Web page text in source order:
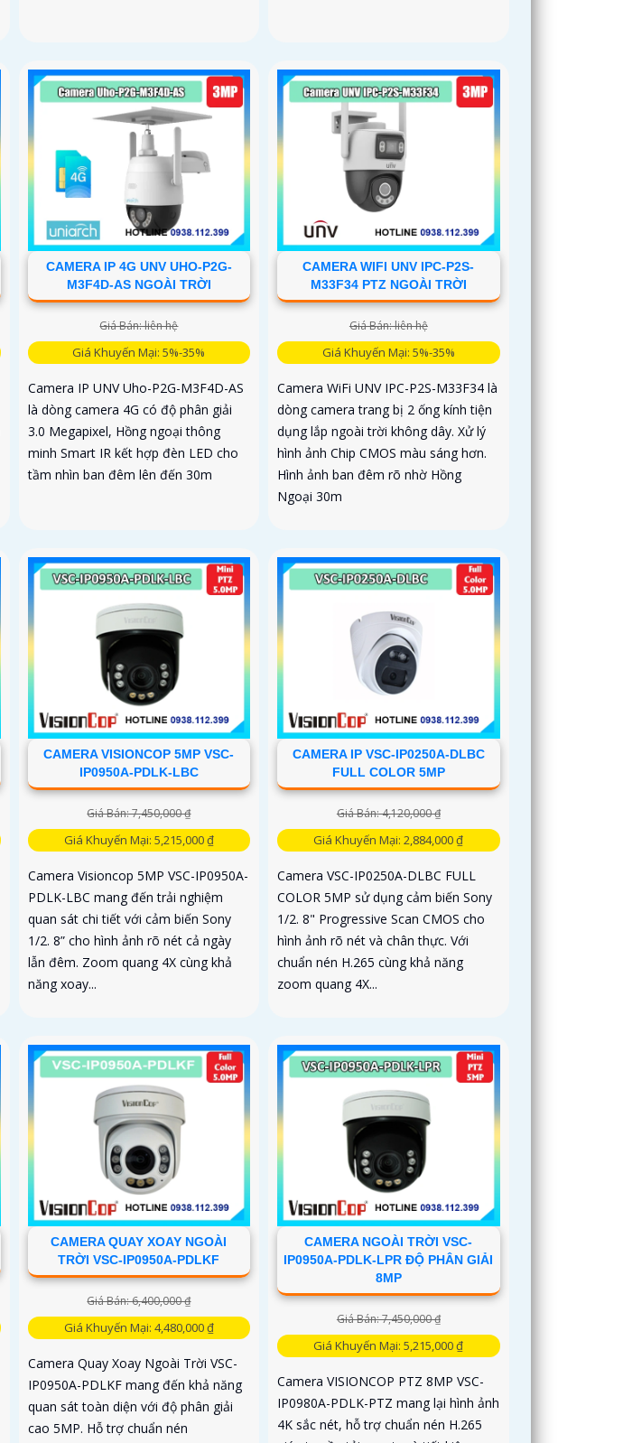
CAMERA IP 4G UNV UHO-P2G-
M3F4D-AS NGOÀI TRỜI
Giá Bán: liên hệ
Giá Khuyến Mại: 5%-35%
Camera IP UNV Uho-P2G-M3F4D-AS
là dòng camera 4G có độ phân giải
3.0 Megapixel, Hồng ngoại thông
minh Smart IR kết hợp đèn LED cho
tầm nhìn ban đêm lên đến 30m
CAMERA WIFI UNV IPC-P2S-
M33F34 PTZ NGOÀI TRỜI
Giá Bán: liên hệ
Giá Khuyến Mại: 5%-35%
Camera WiFi UNV IPC-P2S-M33F34 là
dòng camera trang bị 2 ống kính tiện
dụng lắp ngoài trời không dây. Xử lý
hình ảnh Chip CMOS màu sáng hơn.
Hình ảnh ban đêm rõ nhờ Hồng
Ngoại 30m
CAMERA VISIONCOP 5MP VSC-
IP0950A-PDLK-LBC
Giá Bán: 7,450,000 ₫
Giá Khuyến Mại: 5,215,000 ₫
Camera Visioncop 5MP VSC-IP0950A-
PDLK-LBC mang đến trải nghiệm
quan sát chi tiết với cảm biến Sony
1/2. 8” cho hình ảnh rõ nét cả ngày
lẫn đêm. Zoom quang 4X cùng khả
năng xoay...
CAMERA IP VSC-IP0250A-DLBC
FULL COLOR 5MP
Giá Bán: 4,120,000 ₫
Giá Khuyến Mại: 2,884,000 ₫
Camera VSC-IP0250A-DLBC FULL
COLOR 5MP sử dụng cảm biến Sony
1/2. 8" Progressive Scan CMOS cho
hình ảnh rõ nét và chân thực. Với
chuẩn nén H.265 cùng khả năng
zoom quang 4X...
CAMERA QUAY XOAY NGOÀI
TRỜI VSC-IP0950A-PDLKF
Giá Bán: 6,400,000 ₫
Giá Khuyến Mại: 4,480,000 ₫
Camera Quay Xoay Ngoài Trời VSC-
IP0950A-PDLKF mang đến khả năng
quan sát toàn diện với độ phân giải
cao 5MP. Hỗ trợ chuẩn nén
CAMERA NGOÀI TRỜI VSC-
IP0950A-PDLK-LPR ĐỘ PHÂN GIẢI
8MP
Giá Bán: 7,450,000 ₫
Giá Khuyến Mại: 5,215,000 ₫
Camera VISIONCOP PTZ 8MP VSC-
IP0980A-PDLK-PTZ mang lại hình ảnh
4K sắc nét, hỗ trợ chuẩn nén H.265